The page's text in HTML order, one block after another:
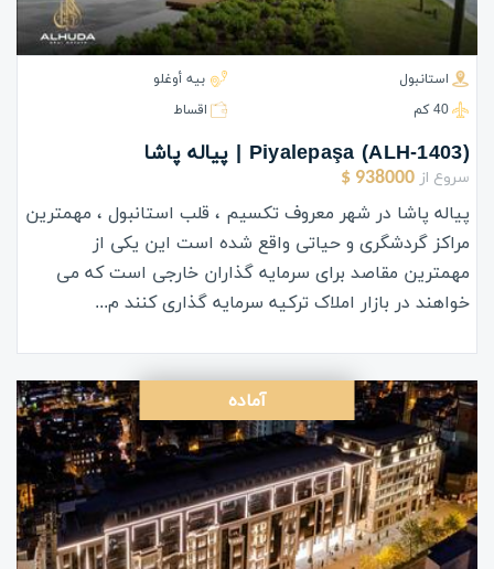
استانبول
بيه أوغلو
40 كم
اقساط
(ALH-1403) Piyalepaşa | پیاله پاشا
سروع از 938000 $
پیاله پاشا در شهر معروف تکسیم ، قلب استانبول ، مهمترین
مراکز گردشگری و حیاتی واقع شده است این یکی از
مهمترین مقاصد برای سرمایه گذاران خارجی است که می
خواهند در بازار املاک ترکیه سرمایه گذاری کنند م...
آماده